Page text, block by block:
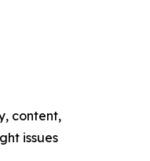
content,
issues